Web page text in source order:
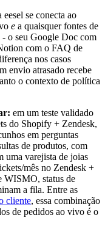
se conecta ao
e a quaisquer fontes de
o seu Google Doc com
com o FAQ de
nos casos
envio atrasado recebe
o contexto de política
em um teste validado
do Shopify + Zendesk,
em perguntas
de produtos, com
uma varejista de joias
mês no Zendesk +
WISMO, status de
a fila. Entre as
cliente, essa combinação
de pedidos ao vivo é o